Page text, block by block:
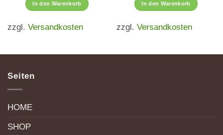
In den Warenkorb
zzgl. Versandkosten
In den Warenkorb
zzgl. Versandkosten
Seiten
HOME
SHOP